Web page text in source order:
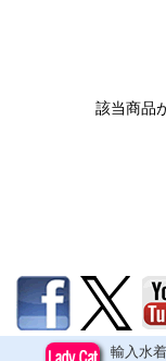
該当商品
輸入水